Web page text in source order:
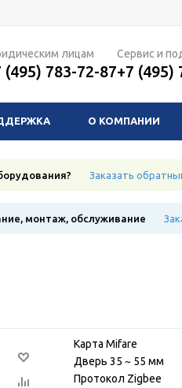
лицам
(495) 783-72-87
Сервис и
+7 (495)
О КОМПАНИИ
Заказать
монтаж, обслуживание
Карта Mifare
Дверь 35 ~ 55 мм
Протокол Zigbee